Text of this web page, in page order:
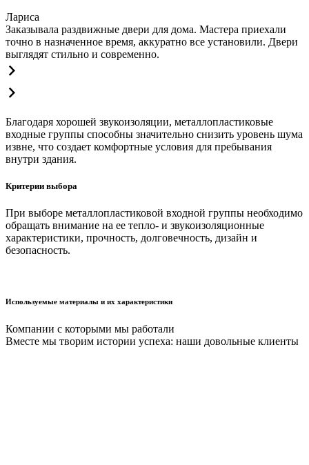
Лариса
Заказывала раздвижные двери для дома. Мастера приехали
точно в назначенное время, аккуратно все установили. Двери
выглядят стильно и современно.
Благодаря хорошей звукоизоляции, металлопластиковые
входные группы способны значительно снизить уровень шума
извне, что создает комфортные условия для пребывания
внутри здания.
Критерии выбора
При выборе металлопластиковой входной группы необходимо
обращать внимание на ее тепло- и звукоизоляционные
характеристики, прочность, долговечность, дизайн и
безопасность.
Используемые материалы и их характеристики
Компании с которыми мы работали
Вместе мы творим истории успеха: наши довольные клиенты